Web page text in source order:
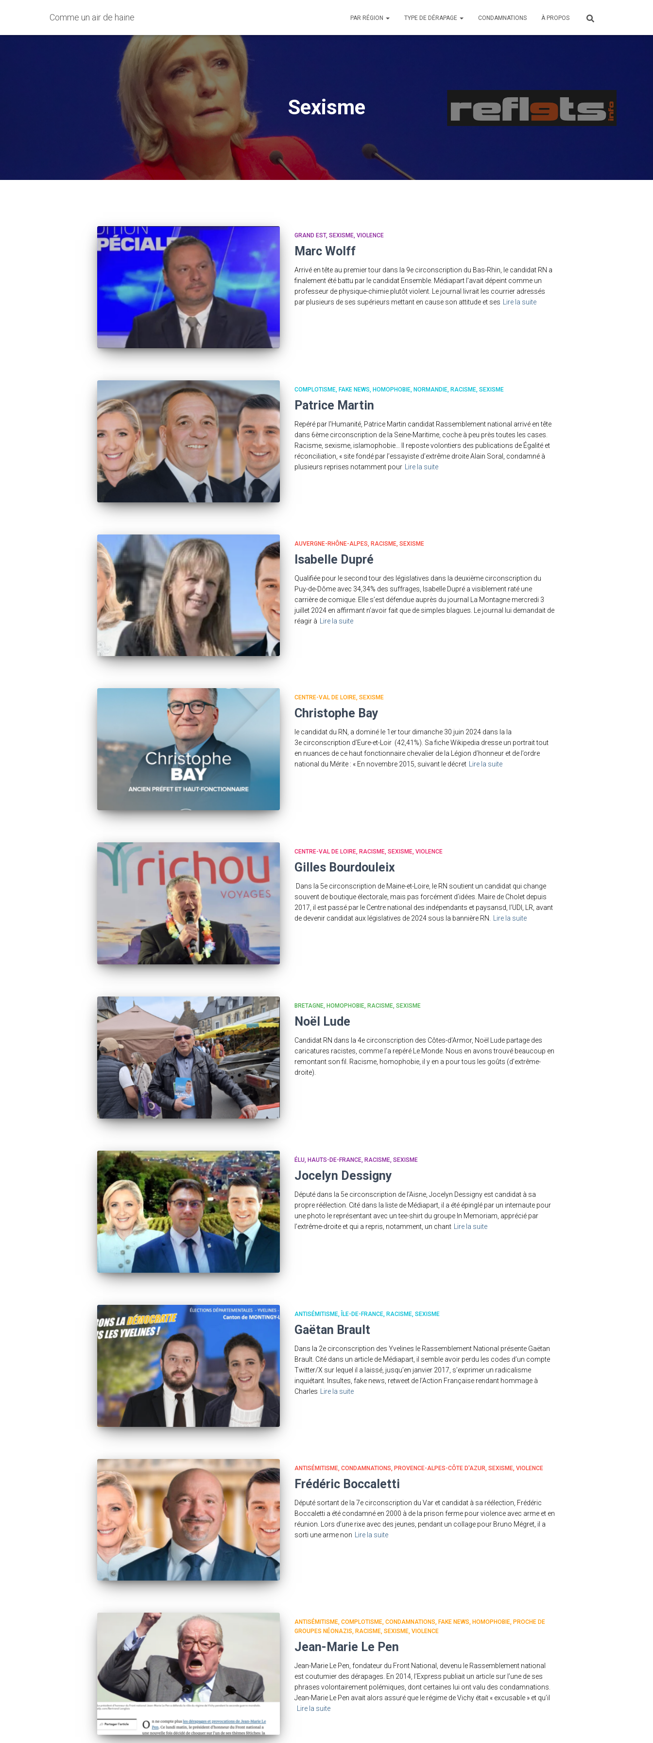
Comme un air de haine PAR RÉGION TYPE DE DÉRAPAGE CONDAMNATIONS À PROPOS
Sexisme
GRAND EST SEXISME VIOLENCE
Marc Wolff
Arrivé en tête au premier tour dans la 9e circonscription du Bas-Rhin, le candidat RN a
finalement été battu par le candidat Ensemble. Médiapart l’avait dépeint comme un
professeur de physique-chimie plutôt violent. Le journal livrait les courrier adressés
par plusieurs de ses supérieurs mettant en cause son attitude et ses
Lire la suite
COMPLOTISME FAKE NEWS HOMOPHOBIE NORMANDIE RACISME SEXISME
Patrice Martin
Repéré par l’Humanité, Patrice Martin candidat Rassemblement national arrivé en tête
dans 6ème circonscription de la Seine-Maritime, coche à peu près toutes les cases.
Racisme, sexisme, islamophobie… Il reposte volontiers des publications de Égalité et
réconciliation, « site fondé par l’essayiste d’extrême droite Alain Soral, condamné à
plusieurs reprises notamment pour
Lire la suite
AUVERGNE-RHÔNE-ALPES RACISME SEXISME
Isabelle Dupré
Qualifiée pour le second tour des législatives dans la deuxième circonscription du
Puy-de-Dôme avec 34,34% des suffrages, Isabelle Dupré a visiblement raté une
carrière de comique. Elle s’est défendue auprès du journal La Montagne mercredi 3
juillet 2024 en affirmant n’avoir fait que de simples blagues. Le journal lui demandait de
réagir à
Lire la suite
CENTRE-VAL DE LOIRE SEXISME
Christophe Bay
le candidat du RN, a dominé le 1er tour dimanche 30 juin 2024 dans la la
3e circonscription d’Eure-et-Loir (42,41%). Sa fiche Wikipedia dresse un portrait tout
en nuances de ce haut fonctionnaire chevalier de la Légion d’honneur et de l’ordre
national du Mérite : « En novembre 2015, suivant le décret Lire la suite
CENTRE-VAL DE LOIRE RACISME SEXISME VIOLENCE
Gilles Bourdouleix
Dans la 5e circonscription de Maine-et-Loire, le RN soutient un candidat qui change
souvent de boutique électorale, mais pas forcément d’idées. Maire de Cholet depuis
2017, il est passé par le Centre national des indépendants et paysansd, l’UDI, LR, avant
de devenir candidat aux législatives de 2024 sous la bannière RN. Lire la suite
BRETAGNE HOMOPHOBIE RACISME SEXISME
Noël Lude
Candidat RN dans la 4e circonscription des Côtes-d’Armor, Noël Lude partage des
caricatures racistes, comme l’a repéré Le Monde. Nous en avons trouvé beaucoup en
remontant son fil. Racisme, homophobie, il y en a pour tous les goûts (d’extrême-
droite).
ÉLU HAUTS-DE-FRANCE RACISME SEXISME
Jocelyn Dessigny
Député dans la 5e circonscription de l’Aisne, Jocelyn Dessigny est candidat à sa
propre réélection. Cité dans la liste de Médiapart, il a été épinglé par un internaute pour
une photo le représentant avec un tee-shirt du groupe In Memoriam, apprécié par
l’extrême-droite et qui a repris, notamment, un chant
Lire la suite
ANTISÉMITISME ÎLE-DE-FRANCE RACISME SEXISME
Gaëtan Brault
Dans la 2e circonscription des Yvelines le Rassemblement National présente Gaëtan
Brault. Cité dans un article de Médiapart, il semble avoir perdu les codes d’un compte
Twitter/X sur lequel il a laissé, jusqu’en janvier 2017, s’exprimer un radicalisme
inquiétant. Insultes, fake news, retweet de l’Action Française rendant hommage à
Charles
Lire la suite
ANTISÉMITISME CONDAMNATIONS PROVENCE-ALPES-CÔTE D'AZUR SEXISME VIOLENCE
Frédéric Boccaletti
Député sortant de la 7e circonscription du Var et candidat à sa réélection, Frédéric
Boccaletti a été condamné en 2000 à de la prison ferme pour violence avec arme et en
réunion. Lors d’une rixe avec des jeunes, pendant un collage pour Bruno Mégret, il a
sorti une arme non
Lire la suite
ANTISÉMITISME COMPLOTISME CONDAMNATIONS FAKE NEWS HOMOPHOBIE PROCHE DE
GROUPES NÉONAZIS
RACISME SEXISME VIOLENCE
Jean-Marie Le Pen
Jean-Marie Le Pen, fondateur du Front National, devenu le Rassemblement national
est coutumier des dérapages. En 2014, l’Express publiait un article sur l’une de ses
phrases volontairement polémiques, dont certaines lui ont valu des condamnations.
Jean-Marie Le Pen avait alors assuré que le régime de Vichy était « excusable » et qu’il
Lire la suite